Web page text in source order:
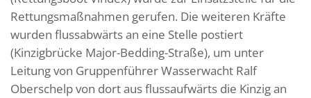
Rettungsmaßnahmen gerufen. Die weiteren Kräfte
wurden flussabwärts an eine Stelle postiert
(Kinzigbrücke Major-Bedding-Straße), um unter
Leitung von Gruppenführer Wasserwacht Ralf
Oberschelp von dort aus flussaufwärts die Kinzig an